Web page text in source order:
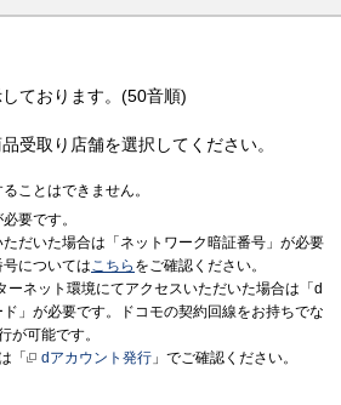
ております。(50音順)
受取り店舗を選択してください。
ことはできません。
要です。
ただいた場合は「ネットワーク暗証番号」が必要
についてはこちら をご確認ください。
ーネット環境にてアクセスいただいた場合は「d
」が必要です。ドコモの契約回線をお持ちでな
が可能です。
「
dアカウント発行 」でご確認ください。